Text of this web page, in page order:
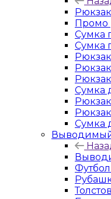
Промо
Сумка
Сумка
Рюкзак
Сумка
Рюкзак
Сумка
Выводимый